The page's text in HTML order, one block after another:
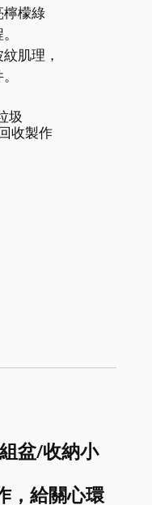
檸檬綠
肌理，
圾
收製作
盆/收納小
，給關心環